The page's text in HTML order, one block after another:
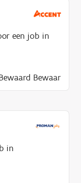
een job in
Bewaar
in